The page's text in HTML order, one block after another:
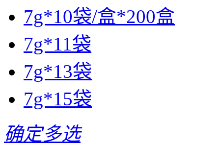
7g*10袋/盒*200盒
7g*11袋
7g*13袋
7g*15袋
确定多选